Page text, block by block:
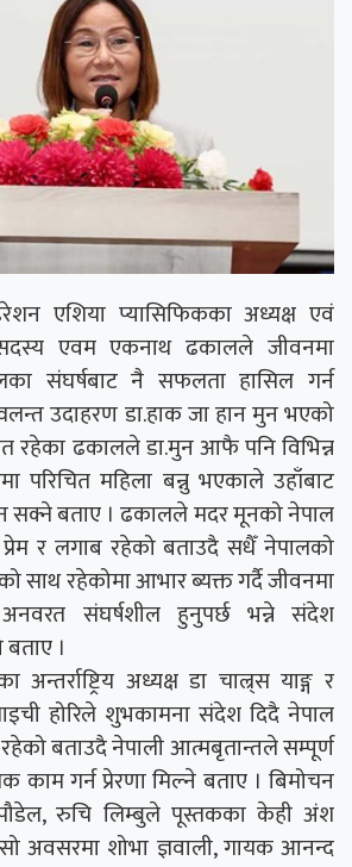
एशिया प्यासिफिकका अध्यक्ष एवं
सदस्य एवम एकनाथ ढकालले जीवनमा
संघर्षबाट नै सफलता हासिल गर्न
उदाहरण डा.हाक जा हान मुन भएको
रहेका ढकालले डा.मुन आफै पनि विभिन्न
परिचित महिला बन्नु भएकाले उहाँबाट
सक्ने बताए । ढकालले मदर मूनको नेपाल
प्रेम र लगाब रहेको बताउदै सधैँ नेपालको
साथ रहेकोमा आभार ब्यक्त गर्दै जीवनमा
संघर्षशील हुनुपर्छ भन्ने संदेश
।
अन्तर्राष्ट्रिय अध्यक्ष डा चाल्र्स याङ्ग र
होरिले शुभकामना संदेश दिदै नेपाल
बताउदै नेपाली आत्मबृतान्तले सम्पूर्ण
काम गर्न प्रेरणा मिल्ने बताए । बिमोचन
पौडेल, रुचि लिम्बुले पूस्तकका केही अंश
अवसरमा शोभा ज्ञवाली, गायक आनन्द